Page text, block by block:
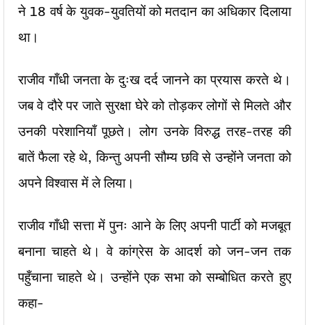
ने 18 वर्ष के युवक-युवतियों को मतदान का अधिकार दिलाया
था।
राजीव गाँधी जनता के दुःख दर्द जानने का प्रयास करते थे।
जब वे दौरे पर जाते सुरक्षा घेरे को तोड़कर लोगों से मिलते और
उनकी परेशानियाँ पूछते। लोग उनके विरुद्ध तरह-तरह की
बातें फैला रहे थे, किन्तु अपनी सौम्य छवि से उन्होंने जनता को
अपने विश्वास में ले लिया।
राजीव गाँधी सत्ता में पुनः आने के लिए अपनी पार्टी को मजबूत
बनाना चाहते थे। वे कांग्रेस के आदर्श को जन-जन तक
पहुँचाना चाहते थे। उन्होंने एक सभा को सम्बोधित करते हुए
कहा-